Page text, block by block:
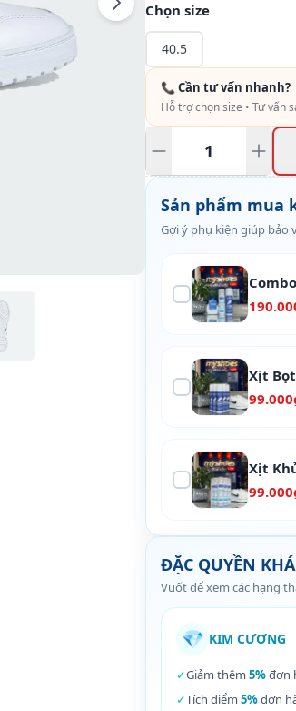
Chọn size
40.5
📞 Cần tư vấn nhanh?
Hỗ trợ chọn size • Tư vấn
Sản phẩm mua
Gợi ý phụ kiện giúp bảo
Xịt
Xịt
ĐẶC QUYỀN
Vuốt để xem các hạng
💎 KIM CƯƠNG
✓Giảm thêm 5%đơn
✓Tích điểm 5%đơn